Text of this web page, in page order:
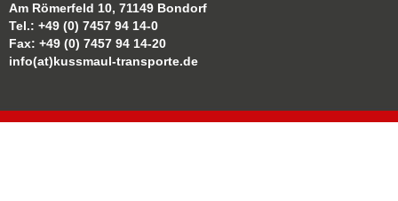
Am Römerfeld 10, 71149 Bondorf
Tel.: +49 (0) 7457 94 14-0
Fax: +49 (0) 7457 94 14-20
info(at)kussmaul-transporte.de